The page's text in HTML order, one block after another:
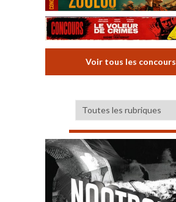
Voir tous les concours